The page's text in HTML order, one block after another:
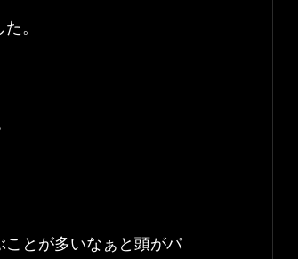
。
とが多いなぁと頭がパ